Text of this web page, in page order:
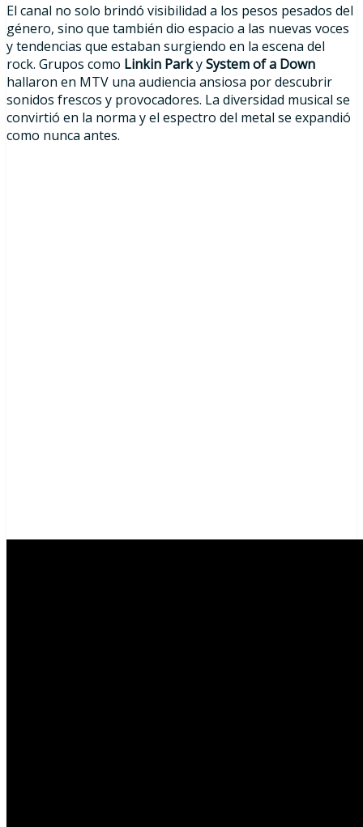
El canal no solo brindó visibilidad a los pesos pesados del
género, sino que también dio espacio a las nuevas voces
y tendencias que estaban surgiendo en la escena del
rock. Grupos como Linkin ParkySystem of a Down
hallaron en MTV una audiencia ansiosa por descubrir
sonidos frescos y provocadores. La diversidad musical se
convirtió en la norma y el espectro del metal se expandió
como nunca antes.